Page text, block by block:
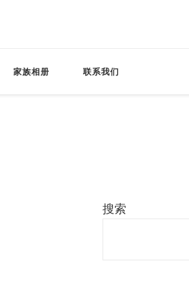
家族相册 联系我们
搜索